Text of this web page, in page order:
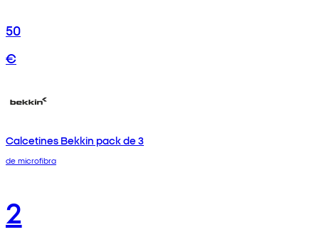
50
€
Calcetines Bekkin pack de 3
de microfibra
2